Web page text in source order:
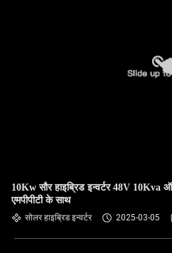
10Kw सौर हाइब्रिड इन्वर्टर 48V 10Kva
एमपीपीटी के साथ
सोलर हाइब्रिड इन्वर्टर 2025-03-05